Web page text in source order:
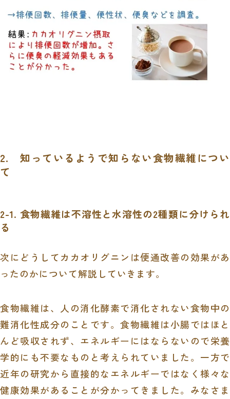
2. 知っているようで知らない食物繊維につい
て
2-1. 食物繊維は不溶性と水溶性の2種類に分けられ
る
次にどうしてカカオリグニンは便通改善の効果があ
ったのかについて解説していきます。
食物繊維は、人の消化酵素で消化されない食物中の
難消化性成分のことです。食物繊維は小腸ではほと
んど吸収されず、エネルギーにはならないので栄養
学的にも不要なものと考えられていました。一方で
近年の研究から直接的なエネルギーではなく様々な
健康効果があることが分かってきました。みなさま